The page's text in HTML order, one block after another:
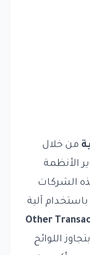
من خلال
الأنظمة
فردية لهذه الشركات
عام 2025 وأوائل عام 2026، باستخدام آلية
Other
اللوائح